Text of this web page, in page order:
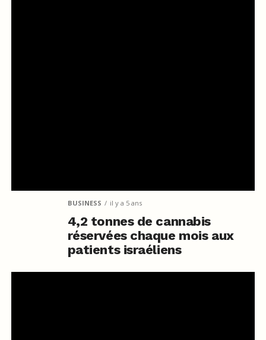
BUSINESS il y a 5 ans
4,2 tonnes de cannabis
réservées chaque mois aux
patients israéliens